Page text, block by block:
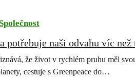
potřebuje naši odvahu víc
že život v rychlém pruhu měl
cestuje s Greenpeace do…